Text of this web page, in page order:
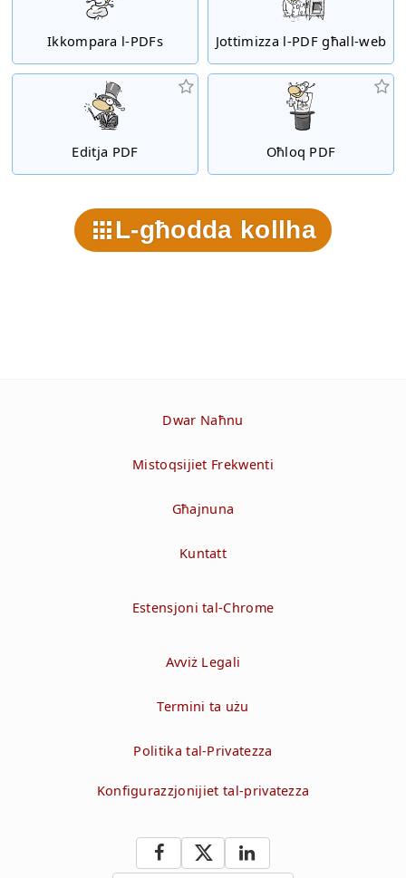
Ikkompara l-PDFs Jottimizza l-PDF għall-web
Editja PDF Oħloq PDF
L-għodda kollha
Dwar Naħnu
Mistoqsijiet Frekwenti
Għajnuna
Kuntatt
Estensjoni tal-Chrome
Avviż Legali
Termini ta użu
Politika tal-Privatezza
Konfigurazzjonijiet tal-privatezza